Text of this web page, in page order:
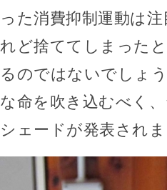
った消費抑制運動は
れど捨ててしまった
るのではないでしょ
な命を吹き込むべく
シェードが発表され